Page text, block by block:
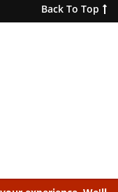
Back To Top